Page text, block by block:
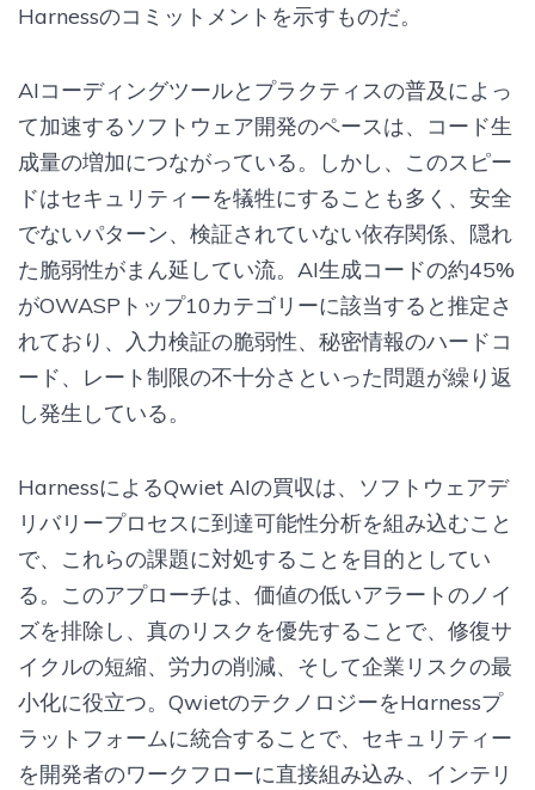
Harnessのコミットメントを示すものだ。
AIコーディングツールとプラクティスの普及によっ
て加速するソフトウェア開発のペースは、コード生
成量の増加につながっている。しかし、このスピー
ドはセキュリティーを犠牲にすることも多く、安全
でないパターン、検証されていない依存関係、隠れ
た脆弱性がまん延してい流。AI生成コードの約45%
がOWASPトップ10カテゴリーに該当すると推定さ
れており、入力検証の脆弱性、秘密情報のハードコ
ード、レート制限の不十分さといった問題が繰り返
し発生している。
HarnessによるQwiet AIの買収は、ソフトウェアデ
リバリープロセスに到達可能性分析を組み込むこと
で、これらの課題に対処することを目的としてい
る。このアプローチは、価値の低いアラートのノイ
ズを排除し、真のリスクを優先することで、修復サ
イクルの短縮、労力の削減、そして企業リスクの最
小化に役立つ。QwietのテクノロジーをHarnessプ
ラットフォームに統合することで、セキュリティー
を開発者のワークフローに直接組み込み、インテリ